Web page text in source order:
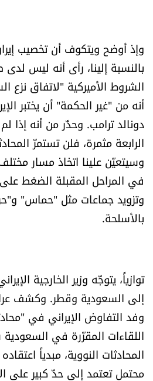
فصل من كتاب
اقرأ تضحك
كاميرا
سجالات
صحّة وصحن
الرياضة
حظّك اليوم
للتاريخ
فيديو
وإذ أوضح ويتكوف أن تخصيب
بالنسبة إلينا، رأى أنه ليس
الشروط الأميركية "لاتفاق نزع
أنه من "غير الحكمة" أن يختبر
دونالد ترامب. وحذّر من أنه إذا
الرابعة مثمرة، فلن تستمرّ
وسيتعيّن علينا اتخاذ مسار
في المراحل المقبلة الضغط على
وتزويد جماعات مثل "حماس"
بالأسلحة.
توازياً، يتوجّه وزير الخارجية
إلى السعودية وقطر. وكشف
وفد التفاوض الإيراني في
اللقاءات المقرّرة في
المحادثات النووية، مبدياً
محتمل تعتمد إلى حدّ كبير على